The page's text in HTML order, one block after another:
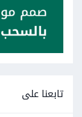
تابعنا على